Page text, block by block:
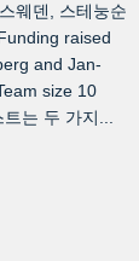
웨덴, 스테눙순
raised
and Jan-
size 10
는 두 가지...